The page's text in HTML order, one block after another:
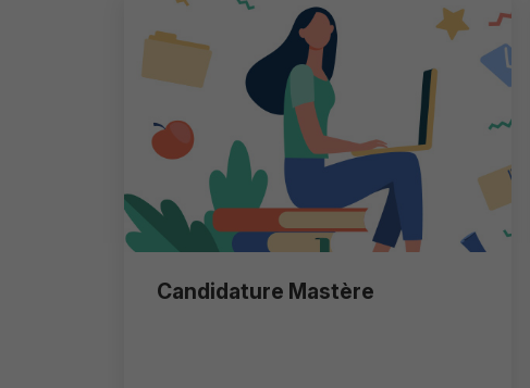
Candidature Mastère